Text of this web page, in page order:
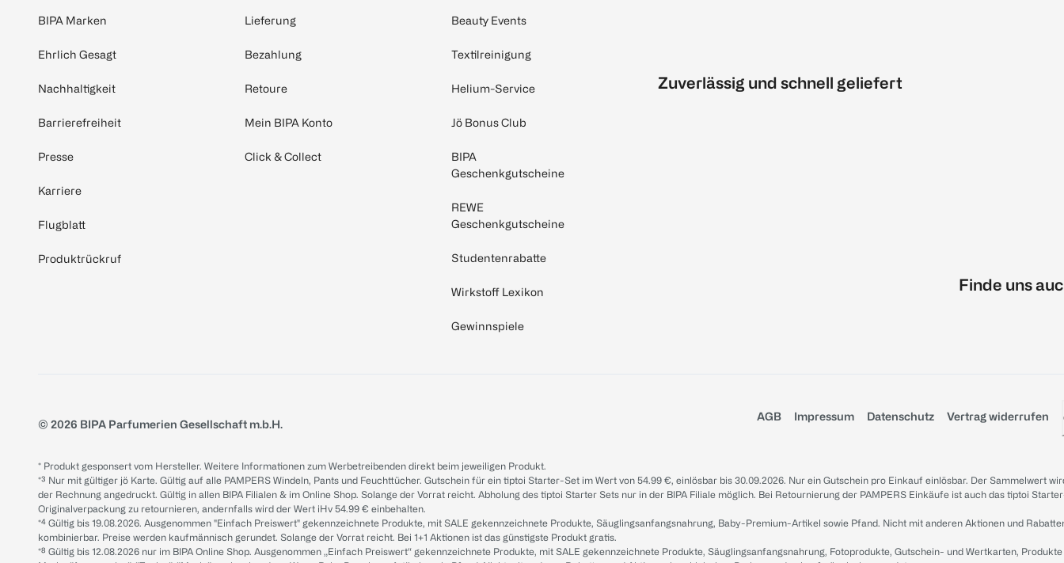
BIPA Marken
Ehrlich Gesagt
Nachhaltigkeit
Barrierefreiheit
Presse
Karriere
Flugblatt
Produktrückruf
Lieferung
Bezahlung
Retoure
Mein BIPA Konto
Click & Collect
Beauty Events
Textilreinigung
Helium-Service
Jö Bonus Club
BIPA
Geschenkgutscheine
REWE
Geschenkgutscheine
Studentenrabatte
Wirkstoff Lexikon
Gewinnspiele
Zuverlässig und schnell geliefert
Finde uns
© 2026 BIPA Parfumerien Gesellschaft m.b.H.
AGB Impressum Datenschutz Vertrag widerrufen
* Produkt gesponsert vom Hersteller. Weitere Informationen zum Werbetreibenden direkt beim jeweiligen Produkt.
*³ Nur mit gültiger jö Karte. Gültig auf alle PAMPERS Windeln, Pants und Feuchttücher. Gutschein für ein tiptoi Starter-Set im Wert von 54.99 €, einlösbar bis 30.09.2026. Nur ein Gutschein pro Einkauf einlösbar. Der Sammelwert
der Rechnung angedruckt. Gültig in allen BIPA Filialen & im Online Shop. Solange der Vorrat reicht. Abholung des tiptoi Starter Sets nur in der BIPA Filiale möglich. Bei Retournierung der PAMPERS Einkäufe ist auch das tiptoi
Originalverpackung zu retournieren, andernfalls wird der Wert iHv 54.99 € einbehalten.
*⁴ Gültig bis 19.08.2026. Ausgenommen "Einfach Preiswert" gekennzeichnete Produkte, mit SALE gekennzeichnete Produkte, Säuglingsanfangsnahrung, Baby-Premium-Artikel sowie Pfand. Nicht mit anderen Aktionen und
kombinierbar. Preise werden kaufmännisch gerundet. Solange der Vorrat reicht. Bei 1+1 Aktionen ist das günstigste Produkt gratis.
*⁸ Gültig bis 12.08.2026 nur im BIPA Online Shop. Ausgenommen „Einfach Preiswert“ gekennzeichnete Produkte, mit SALE gekennzeichnete Produkte, Säuglingsanfangsnahrung, Fotoprodukte, Gutschein- und Wertkarten,